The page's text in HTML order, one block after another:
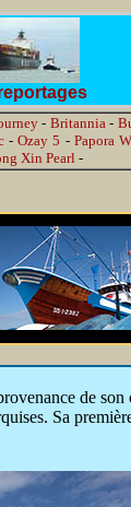
- Britannia-
-Ozay 5 - Papora
Xin Pearl -
de
Sa